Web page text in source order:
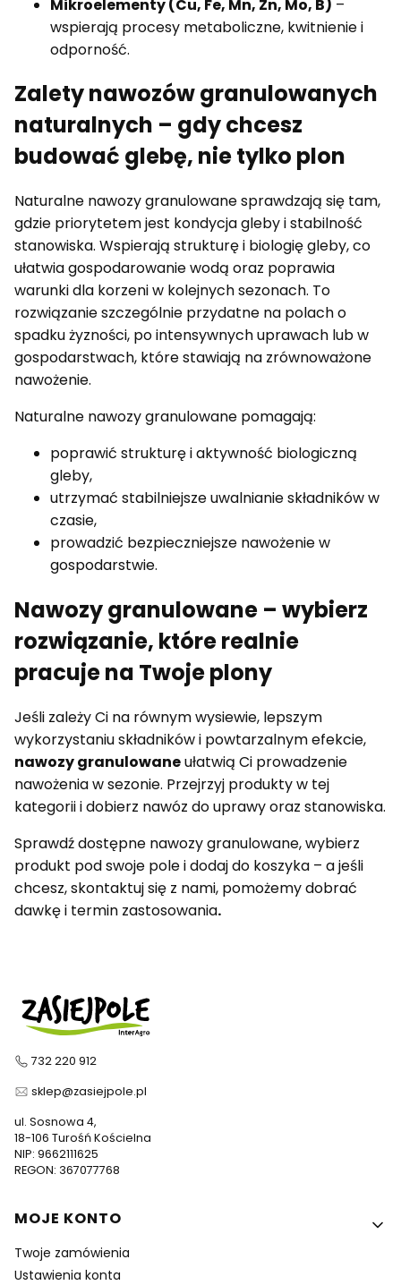
Mikroelementy (Cu, Fe, Mn, Zn, Mo, B) –
wspierają procesy metaboliczne, kwitnienie i
odporność.
Zalety nawozów granulowanych
naturalnych – gdy chcesz
budować glebę, nie tylko plon
Naturalne nawozy granulowane sprawdzają się tam,
gdzie priorytetem jest kondycja gleby i stabilność
stanowiska. Wspierają strukturę i biologię gleby, co
ułatwia gospodarowanie wodą oraz poprawia
warunki dla korzeni w kolejnych sezonach. To
rozwiązanie szczególnie przydatne na polach o
spadku żyzności, po intensywnych uprawach lub w
gospodarstwach, które stawiają na zrównoważone
nawożenie.
Naturalne nawozy granulowane pomagają:
poprawić strukturę i aktywność biologiczną
gleby,
utrzymać stabilniejsze uwalnianie składników w
czasie,
prowadzić bezpieczniejsze nawożenie w
gospodarstwie.
Nawozy granulowane – wybierz
rozwiązanie, które realnie
pracuje na Twoje plony
Jeśli zależy Ci na równym wysiewie, lepszym
wykorzystaniu składników i powtarzalnym efekcie,
nawozy granulowaneułatwią Ci prowadzenie
nawożenia w sezonie. Przejrzyj produkty w tej
kategorii i dobierz nawóz do uprawy oraz stanowiska.
Sprawdź dostępne nawozy granulowane, wybierz
produkt pod swoje pole i dodaj do koszyka – a jeśli
chcesz, skontaktuj się z nami, pomożemy dobrać
dawkę i termin zastosowania.
732 220 912
sklep@zasiejpole.pl
ul. Sosnowa 4,
18-106 Turośń Kościelna
NIP: 9662111625
REGON: 367077768
Linki w stopce
MOJE KONTO
Twoje zamówienia
Ustawienia konta